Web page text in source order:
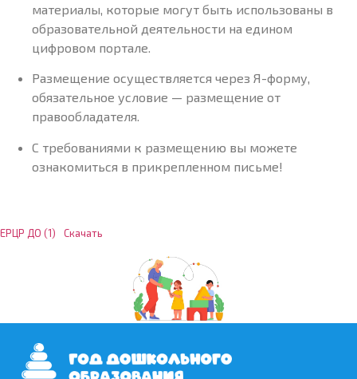
материалы, которые могут быть использованы в
образовательной деятельности на едином
цифровом портале.
Размещение осуществляется через Я-форму,
обязательное условие — размещение от
правообладателя.
С требованиями к размещению вы можете
ознакомиться в прикрепленном письме!
ЕРЦР ДО (1) Скачать